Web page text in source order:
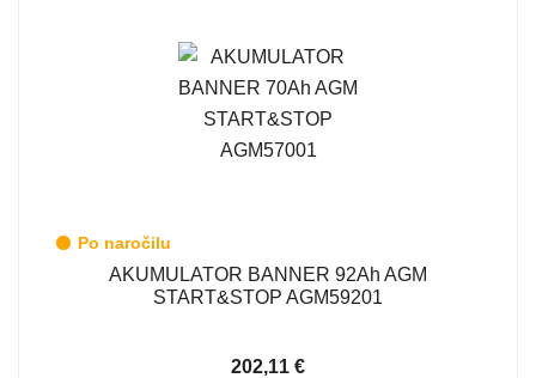
Po naročilu
AKUMULATOR BANNER 92Ah AGM
START&STOP AGM59201
202,11 €